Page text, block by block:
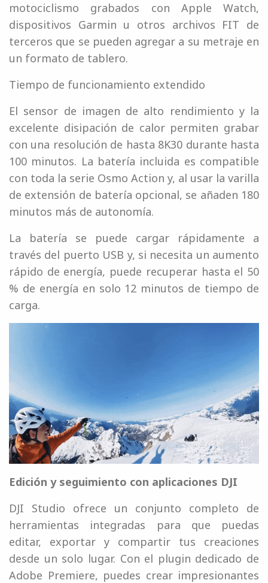
motociclismo grabados con Apple Watch,
dispositivos Garmin u otros archivos FIT de
terceros que se pueden agregar a su metraje en
un formato de tablero.
Tiempo de funcionamiento extendido
El sensor de imagen de alto rendimiento y la
excelente disipación de calor permiten grabar
con una resolución de hasta 8K30 durante hasta
100 minutos. La batería incluida es compatible
con toda la serie Osmo Action y, al usar la varilla
de extensión de batería opcional, se añaden 180
minutos más de autonomía.
La batería se puede cargar rápidamente a
través del puerto USB y, si necesita un aumento
rápido de energía, puede recuperar hasta el 50
% de energía en solo 12 minutos de tiempo de
carga.
Edición y seguimiento con aplicaciones DJI
DJI Studio ofrece un conjunto completo de
herramientas integradas para que puedas
editar, exportar y compartir tus creaciones
desde un solo lugar. Con el plugin dedicado de
Adobe Premiere, puedes crear impresionantes